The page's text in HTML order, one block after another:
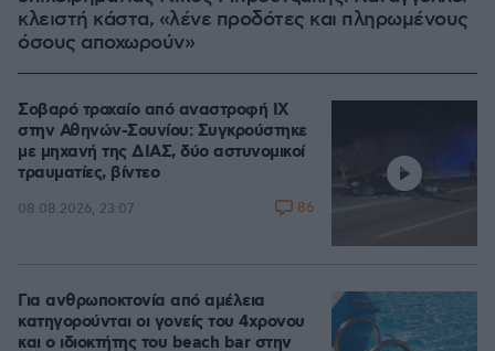
κλειστή κάστα, «λένε προδότες και πληρωμένους
όσους αποχωρούν»
Σοβαρό τροχαίο από αναστροφή ΙΧ
στην Αθηνών-Σουνίου: Συγκρούστηκε
με μηχανή της ΔΙΑΣ, δύο αστυνομικοί
τραυματίες, βίντεο
08.08.2026, 23:07 86
Για ανθρωποκτονία από αμέλεια
κατηγορούνται οι γονείς του 4χρονου
και ο ιδιοκτήτης του beach bar στην